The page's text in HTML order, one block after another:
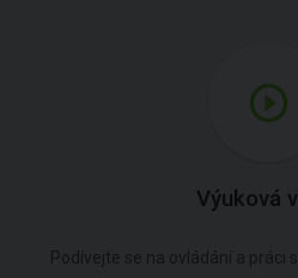
Výuková